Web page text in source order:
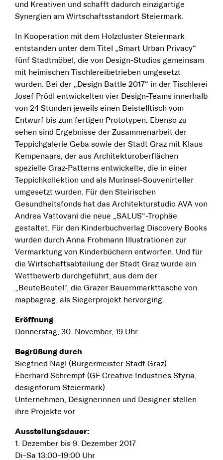
und Kreativen und schafft dadurch einzigartige
Synergien am Wirtschaftsstandort Steiermark.
In Kooperation mit dem Holzcluster Steiermark
entstanden unter dem Titel „Smart Urban Privacy“
fünf Stadtmöbel, die von Design-Studios gemeinsam
mit heimischen Tischlereibetrieben umgesetzt
wurden. Bei der „Design Battle 2017“ in der Tischlerei
Josef Prödl entwickelten vier Design-Teams innerhalb
von 24 Stunden jeweils einen Beistelltisch vom
Entwurf bis zum fertigen Prototypen. Ebenso zu
sehen sind Ergebnisse der Zusammenarbeit der
Teppichgalerie Geba sowie der Stadt Graz mit Klaus
Kempenaars, der aus Architekturoberflächen
spezielle Graz-Patterns entwickelte, die in einer
Teppichkollektion und als Murinsel-Souvenirteller
umgesetzt wurden. Für den Steirischen
Gesundheitsfonds hat das Architekturstudio AVA von
Andrea Vattovani die neue „SALUS“-Trophäe
gestaltet. Für den Kinderbuchverlag Discovery Books
wurden durch Anna Frohmann Illustrationen zur
Vermarktung von Kinderbüchern entworfen. Und für
die Wirtschaftsabteilung der Stadt Graz wurde ein
Wettbewerb durchgeführt, aus dem der
„BeuteBeutel“, die Grazer Bauernmarkttasche von
mapbagrag, als Siegerprojekt hervorging.
Eröffnung
Donnerstag, 30. November, 19 Uhr
Begrüßung durch
Siegfried Nagl (Bürgermeister Stadt Graz)
Eberhard Schrempf (GF Creative Industries Styria,
designforum Steiermark)
Unternehmen, Designerinnen und Designer stellen
ihre Projekte vor
Ausstellungsdauer:
1. Dezember bis 9. Dezember 2017
Di–Sa 13:00–19:00 Uhr